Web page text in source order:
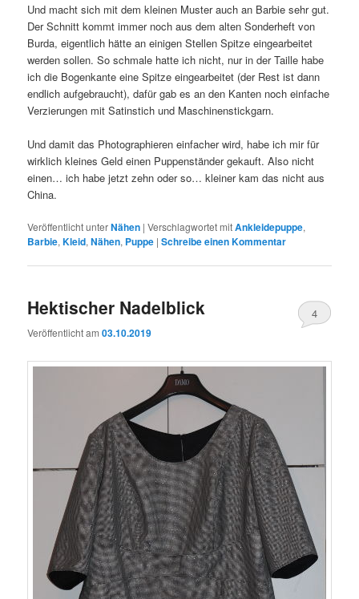
Und macht sich mit dem kleinen Muster auch an Barbie sehr gut.
Der Schnitt kommt immer noch aus dem alten Sonderheft von
Burda, eigentlich hätte an einigen Stellen Spitze eingearbeitet
werden sollen. So schmale hatte ich nicht, nur in der Taille habe
ich die Bogenkante eine Spitze eingearbeitet (der Rest ist dann
endlich aufgebraucht), dafür gab es an den Kanten noch einfache
Verzierungen mit Satinstich und Maschinenstickgarn.
Und damit das Photographieren einfacher wird, habe ich mir für
wirklich kleines Geld einen Puppenständer gekauft. Also nicht
einen… ich habe jetzt zehn oder so… kleiner kam das nicht aus
China.
Veröffentlicht unterNähen |Verschlagwortet mitAnkleidepuppe,
Barbie,Kleid,Nähen, Puppe |Schreibe einen Kommentar
Hektischer Nadelblick
Veröffentlicht am03.10.2019
4